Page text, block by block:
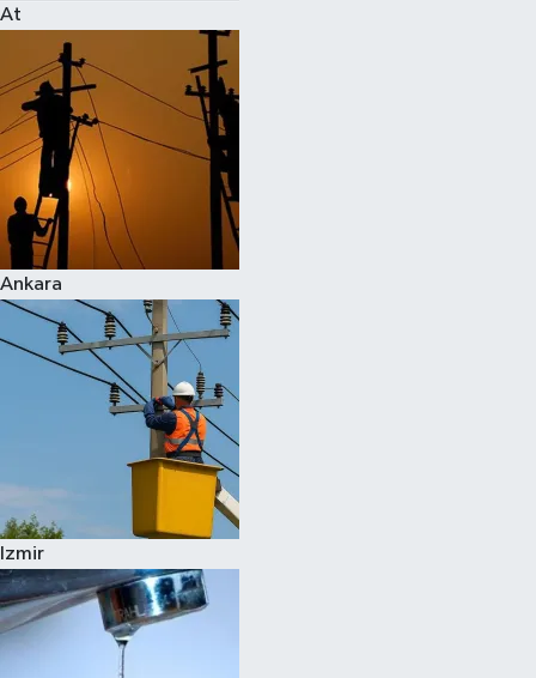
At
Ankara
Izmir